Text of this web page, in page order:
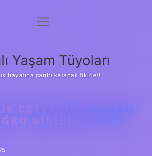
Anasayfa
Yasal Uyarı
menüyü
Yaşam Tüyoları
hayatına parıltı katacak fikirler!
CETVELDE SOLDAN
GIDILDIKÇE NE